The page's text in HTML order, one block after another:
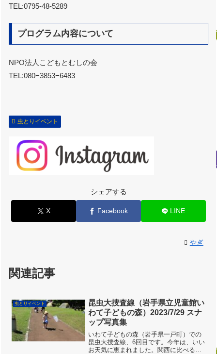
TEL:0795-48-5289
プログラム内容について
NPO法人こどもとむしの会
TEL:080−3853−6483
虫とりイベント
シェアする
X Facebook LINE
やぎ
関連記事
虫とりイベント
昆虫大捜査線（岩手県立児童館い
わて子どもの森）2023/7/29 スナ
ップ写真集
いわて子どもの森（岩手県一戸町）での
昆虫大捜査線、6回目です。今年は、いい
お天気に恵まれました。関西に比べると